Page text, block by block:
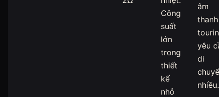
Công
suất
lớn
trong
thiết
kế
nhỏ
âm
thanh
yêu
di
nhiều.